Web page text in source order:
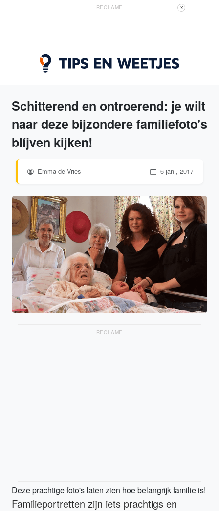
RECLAME X
Schitterend en ontroerend: je wilt
naar deze bijzondere familiefoto's
blíjven kijken!
Emma de Vries 6 jan., 2017
RECLAME
Deze prachtige foto's laten zien hoe belangrijk familie is!
Familieportretten zijn iets prachtigs en